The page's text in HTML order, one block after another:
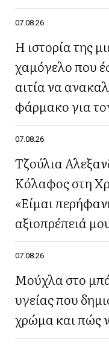
07.08.26
Η ιστορία της
χαμόγελο που
αιτία να
φάρμακο για
07.08.26
Τζούλια
Κόλαφος στη
«Είμαι
αξιοπρέπειά
07.08.26
Μούχλα στο
υγείας που
χρώμα και πώς